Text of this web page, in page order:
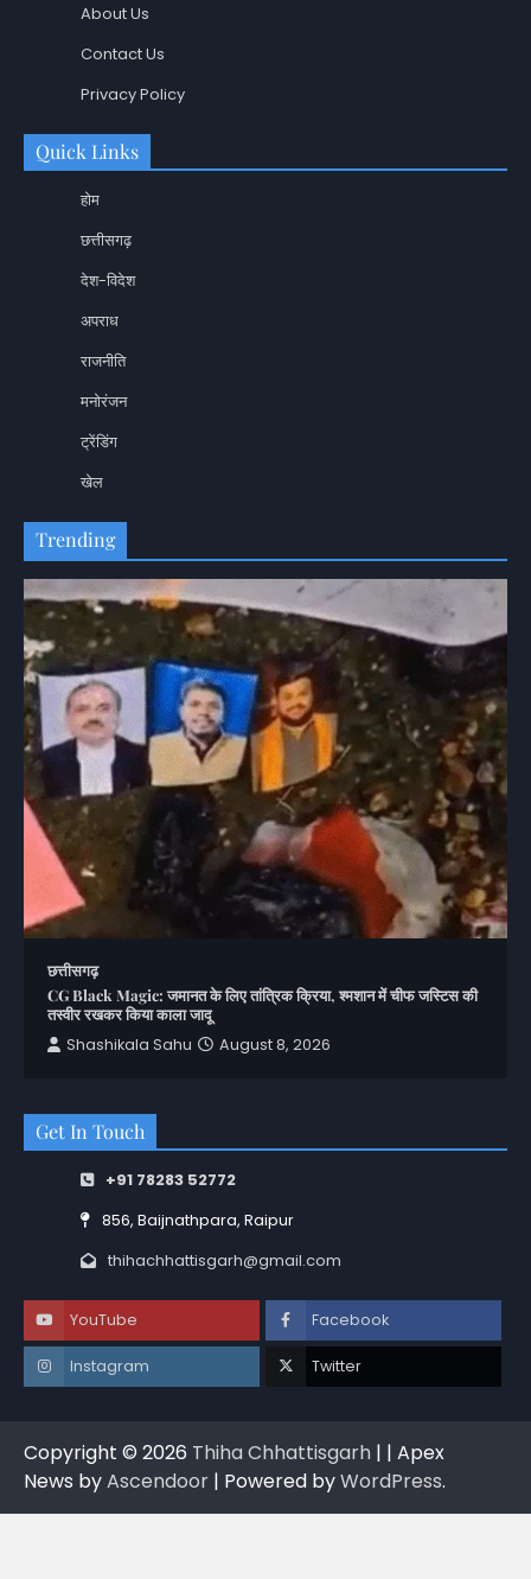
About Us
Contact Us
Privacy Policy
Quick Links
होम
छत्तीसगढ़
देश-विदेश
अपराध
राजनीति
मनोरंजन
ट्रेंडिंग
खेल
Trending
छत्तीसगढ़
CG Black Magic: जमानत के लिए तांत्रिक क्रिया, श्मशान में चीफ जस्टिस की
तस्वीर रखकर किया काला जादू
Shashikala Sahu
August 8, 2026
Get In Touch
+91 78283 52772
856, Baijnathpara, Raipur
thihachhattisgarh@gmail.com
YouTube Facebook
Instagram Twitter
Copyright © 2026 Thiha Chhattisgarh | | Apex
News byAscendoor | Powered byWordPress.